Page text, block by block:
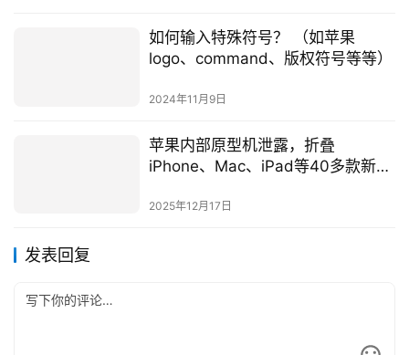
如何输入特殊符号？ （如苹果
logo、command、版权符号等等）
2024年11月9日
苹果内部原型机泄露，折叠
iPhone、Mac、iPad等40多款新品
2025年12月17日
发表回复